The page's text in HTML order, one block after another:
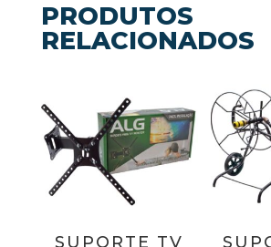
PRODUTOS
RELACIONADOS
SUPORTE TV